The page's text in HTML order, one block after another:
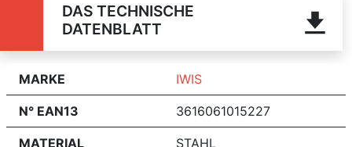
DAS TECHNISCHE
DATENBLATT
MARKE IWIS
N° EAN13 3616061015227
MATERIAL STAHL